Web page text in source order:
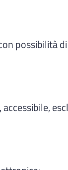
possibilità